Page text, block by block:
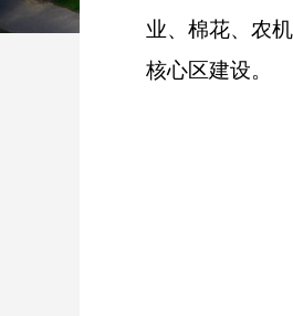
业、棉花、农
核心区建设。